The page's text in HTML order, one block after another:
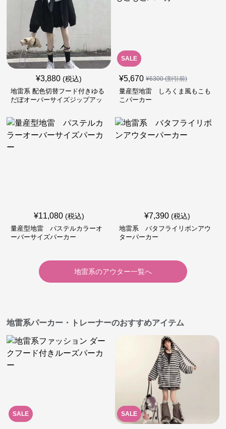
¥3,880 (税込)
地雷系 配色切替フード付きゆる
だぼオーバーサイズジップアッ
SALE
¥5,670 ¥6300(割引前)
量産型地雷 しろくま風もこも
こパーカー
¥11,080 (税込)
量産型地雷 パステルカラーオ
ーバーサイズパーカー
¥7,390 (税込)
地雷系 バタフライリボンアウ
ターパーカー
地雷系のアウター一覧へ
地雷系パーカー・トレーナーのおすすめアイテム
SALE SALE